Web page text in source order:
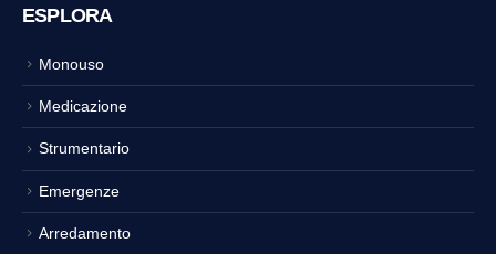
ESPLORA
Monouso
Medicazione
Strumentario
Emergenze
Arredamento